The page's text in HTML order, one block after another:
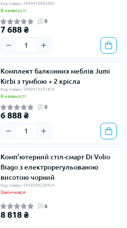
Код товару: 5900410992085
В наявності
0
7 688 ₴
Комплект балконних меблів Jumi
Kirbi з тумбою + 2 крісла
Код товару: 5900410281820
В наявності
0
6 888 ₴
Комп'ютерний стіл-смарт Di Volio
Biago з електрорегульованою
висотою чорний
Код товару: 5902308236424
Закінчився
0
8 818 ₴